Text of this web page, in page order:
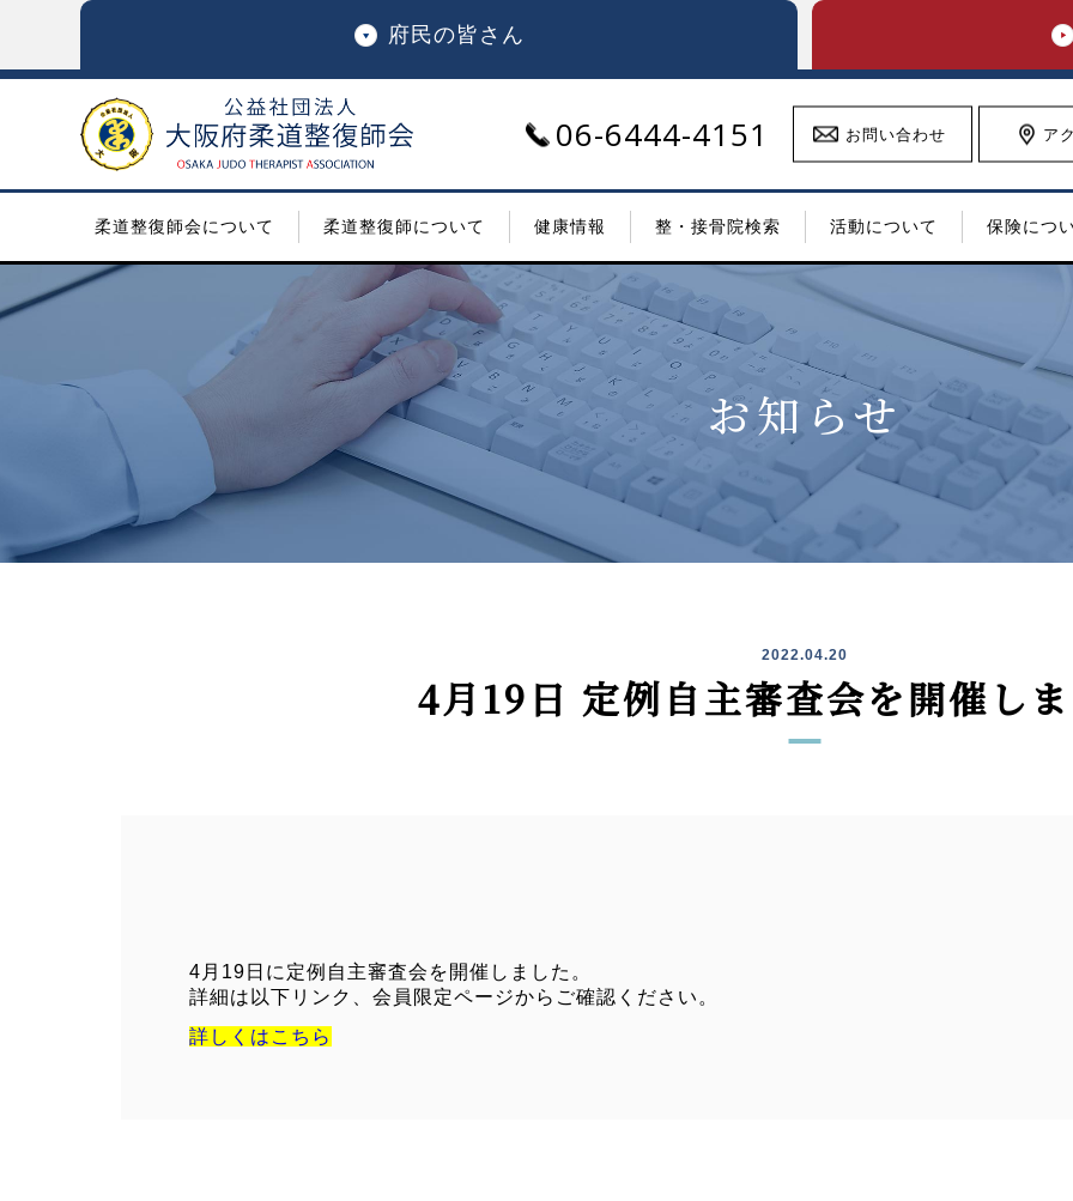
府民の皆さん
06-6444-4151 お問い合わせ ア
柔道整復師会について 柔道整復師について 健康情報 整・接骨院検索 活動について 保険につ
お知らせ
2022.04.20
4月19日 定例自主審査会を開催し
4月19日に定例自主審査会を開催しました。
詳細は以下リンク、会員限定ページからご確認ください。
詳しくはこちら